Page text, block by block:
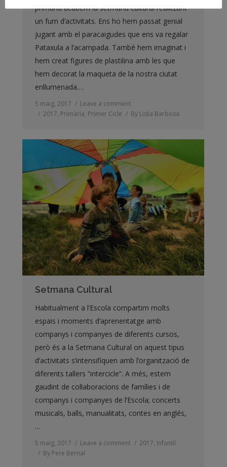
primària acabem la setmana cultural realitzant
un fum d’activitats. Ens ho hem passat genial
jugant amb el paracaigudes que ens va regalar
Pataxula a l’acampada. També hem imaginat i
hem creat figures de plastilina amb les que
hem decorat la maqueta de la nostra ciutat
enllumenada.…
5 maig, 2017
Leave a comment
2017, Primària, Primer Cicle By Lidia Barbosa
Setmana Cultural
Habitualment a l’Escola compartim molts
espais i moments d’aprenentatge amb
companys i companyes de diferents cursos,
però és a la Setmana Cultural on aquest tipus
d’activitats s’intensifiquen amb l’organització de
diferents tallers “intercicle”. A més, estem
gaudint de col·laboracions de famílies i de
companys i companyes de l’Escola; concerts
musicals, balls, manualitats, contes en anglés,
…
5 maig, 2017 Leave a comment 2017, Infantil
By Pere Bernal